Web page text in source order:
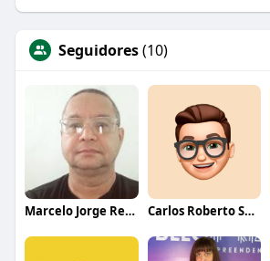
Seguidores(10)
Marcelo Jorge Reis Ferreira Carlos Roberto Santana